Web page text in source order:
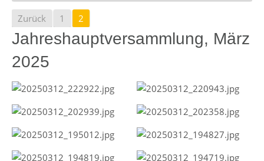
Zurück 1 2
Jahreshauptversammlung, März
2025